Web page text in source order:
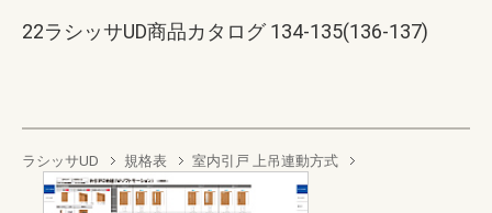
22ラシッサUD商品カタログ 134-135(136-137)
ラシッサUD 規格表 室内引戸 上吊連動方式